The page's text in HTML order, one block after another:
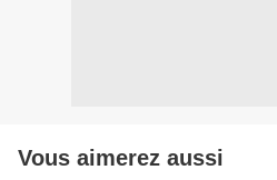
Vous aimerez aussi